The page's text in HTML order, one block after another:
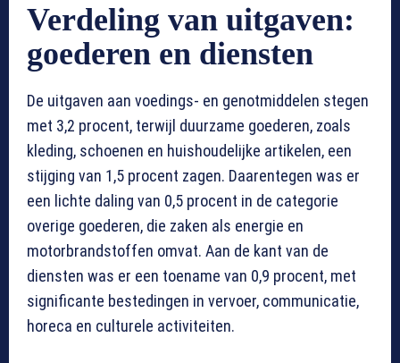
Verdeling van uitgaven:
goederen en diensten
De uitgaven aan voedings- en genotmiddelen stegen
met 3,2 procent, terwijl duurzame goederen, zoals
kleding, schoenen en huishoudelijke artikelen, een
stijging van 1,5 procent zagen. Daarentegen was er
een lichte daling van 0,5 procent in de categorie
overige goederen, die zaken als energie en
motorbrandstoffen omvat. Aan de kant van de
diensten was er een toename van 0,9 procent, met
significante bestedingen in vervoer, communicatie,
horeca en culturele activiteiten.